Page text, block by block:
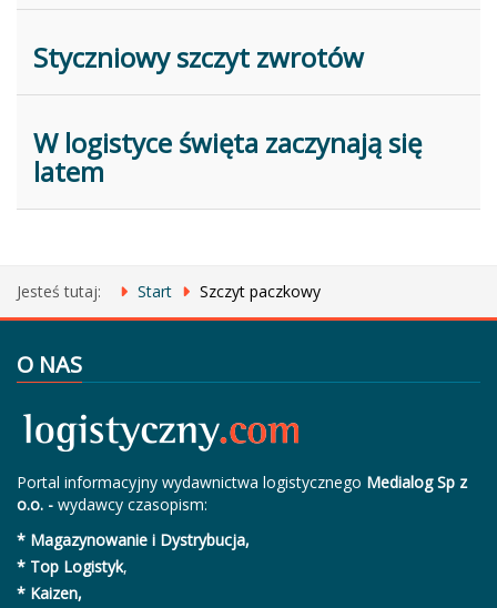
Styczniowy szczyt zwrotów
W logistyce święta zaczynają się
latem
Jesteś tutaj: Start Szczyt paczkowy
O NAS
Portal informacyjny wydawnictwa logistycznego Medialog Sp z
o.o. - wydawcy czasopism:
* Magazynowanie i Dystrybucja,
* Top Logistyk,
* Kaizen,